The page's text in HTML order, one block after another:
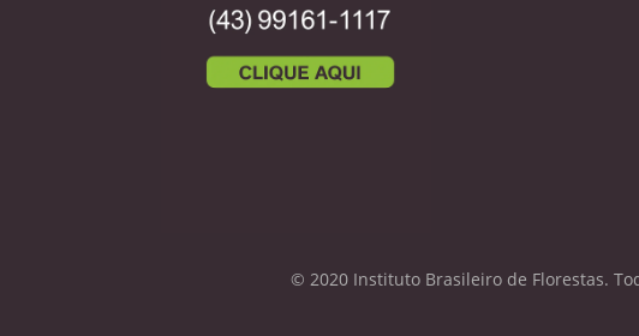
© 2020 Instituto Brasileiro de Florestas.